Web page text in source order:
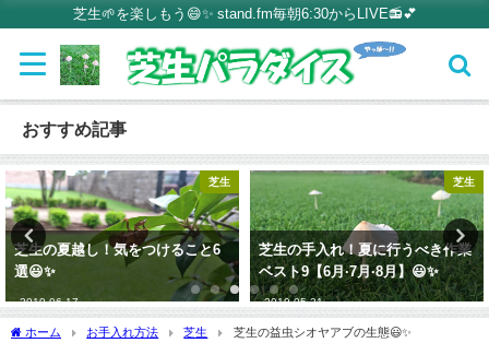
芝生🌱を楽しもう😄✨ stand.fm毎朝6:30からLIVE📻💕
おすすめ記事
芝生
芝生の夏越し！気をつけること6
選😃✨
2019-06-17
芝生
芝生の手入れ！夏に行うべき作業
ベスト9【6月·7月·8月】😃✨
2019-05-21
ホーム お手入れ方法 芝生 芝生の益虫シオヤアブの生態😃✨